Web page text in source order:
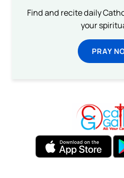
Find and recite daily
your
PRAY